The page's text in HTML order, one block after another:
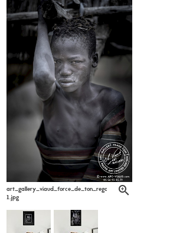
art_gallery_viaud_force_de_ton_regard_patrick_labarrere6-
1.jpg